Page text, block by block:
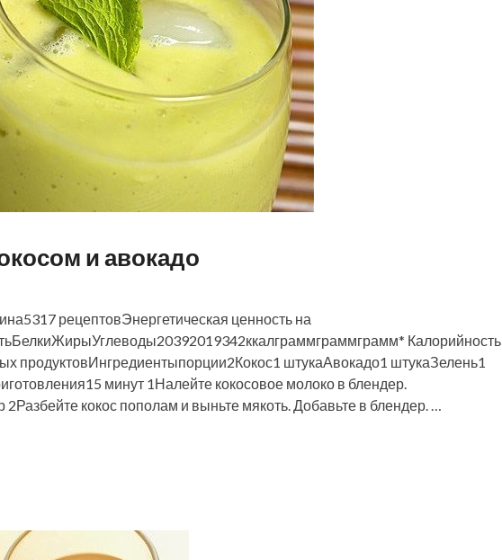
и авокадо
рецептовЭнергетическая ценность на
Калорийность
продуктовИнгредиентыпорции2Кокос1 штукаАвокадо1 штукаЗелень1
минут 1Налейте кокосовое молоко в блендер.
кокос пополам и выньте мякоть. Добавьте в блендер. …